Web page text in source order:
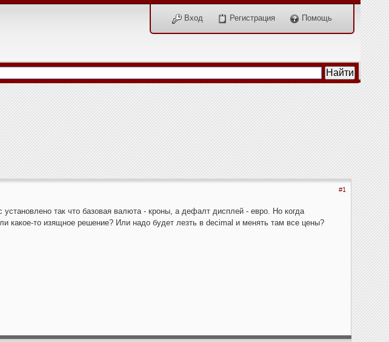
Вход Регистрация Помощь
#1
так что базовая валюта - кроны, а дефалт дисплей - евро. Но когда
какое-то изящное решение? Или надо будет лезть в decimal и менять там все цены?